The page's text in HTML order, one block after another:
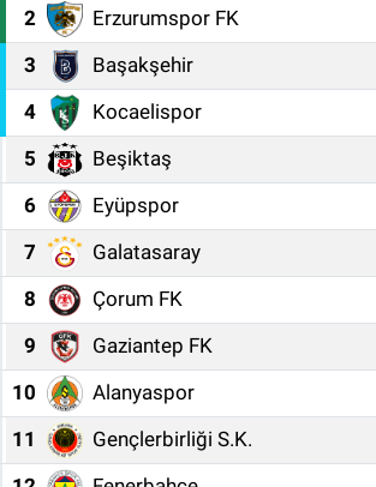
2
Erzurumspor FK
3
Başakşehir
4
Kocaelispor
5
Beşiktaş
6
Eyüpspor
7
Galatasaray
8
Çorum FK
9
Gaziantep FK
10
Alanyaspor
11
Gençlerbirliği S.K.
Haber Arşivi